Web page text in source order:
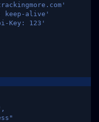
keep-alive'
Key: 123'